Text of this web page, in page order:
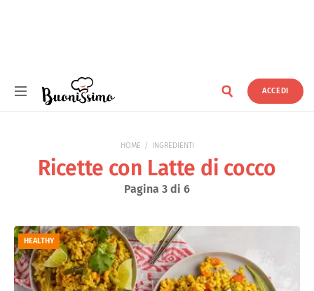
ACCEDI
HOME INGREDIENTI
Ricette con Latte di cocco
Pagina 3 di 6
HEALTHY